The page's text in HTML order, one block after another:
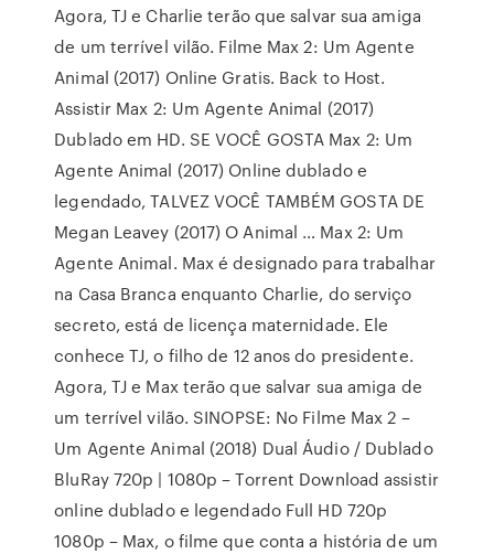
Agora, TJ e Charlie terão que salvar sua amiga
de um terrível vilão. Filme Max 2: Um Agente
Animal (2017) Online Gratis. Back to Host.
Assistir Max 2: Um Agente Animal (2017)
Dublado em HD. SE VOCÊ GOSTA Max 2: Um
Agente Animal (2017) Online dublado e
legendado, TALVEZ VOCÊ TAMBÉM GOSTA DE
Megan Leavey (2017) O Animal … Max 2: Um
Agente Animal. Max é designado para trabalhar
na Casa Branca enquanto Charlie, do serviço
secreto, está de licença maternidade. Ele
conhece TJ, o filho de 12 anos do presidente.
Agora, TJ e Max terão que salvar sua amiga de
um terrível vilão. SINOPSE: No Filme Max 2 –
Um Agente Animal (2018) Dual Áudio / Dublado
BluRay 720p | 1080p – Torrent Download assistir
online dublado e legendado Full HD 720p
1080p – Max, o filme que conta a história de um